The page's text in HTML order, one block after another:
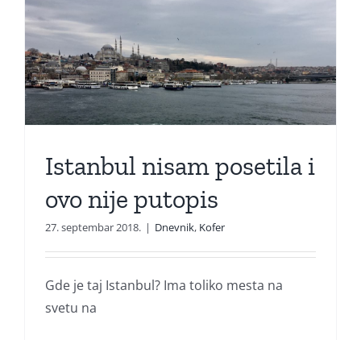
Istanbul nisam posetila i
ovo nije putopis
27. septembar 2018. | Dnevnik, Kofer
Gde je taj Istanbul? Ima toliko mesta na
svetu na